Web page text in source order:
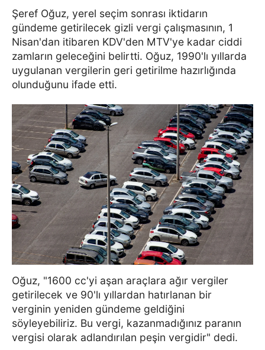
Şeref Oğuz, yerel seçim sonrası iktidarın
gündeme getirilecek gizli vergi çalışmasının, 1
Nisan'dan itibaren KDV'den MTV'ye kadar ciddi
zamların geleceğini belirtti. Oğuz, 1990'lı yıllarda
uygulanan vergilerin geri getirilme hazırlığında
olunduğunu ifade etti.
Oğuz, "1600 cc'yi aşan araçlara ağır vergiler
getirilecek ve 90'lı yıllardan hatırlanan bir
verginin yeniden gündeme geldiğini
söyleyebiliriz. Bu vergi, kazanmadığınız paranın
vergisi olarak adlandırılan peşin vergidir" dedi.